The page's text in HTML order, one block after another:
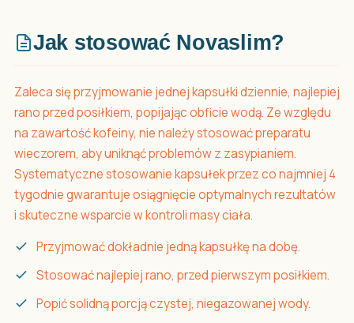
Jak stosować Novaslim?
Zaleca się przyjmowanie jednej kapsułki dziennie, najlepiej
rano przed posiłkiem, popijając obficie wodą. Ze względu
na zawartość kofeiny, nie należy stosować preparatu
wieczorem, aby uniknąć problemów z zasypianiem.
Systematyczne stosowanie kapsułek przez co najmniej 4
tygodnie gwarantuje osiągnięcie optymalnych rezultatów
i skuteczne wsparcie w kontroli masy ciała.
Przyjmować dokładnie jedną kapsułkę na dobę.
Stosować najlepiej rano, przed pierwszym posiłkiem.
Popić solidną porcją czystej, niegazowanej wody.